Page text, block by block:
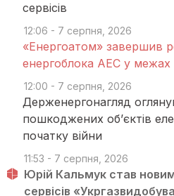
сервісів
12:06 - 7 серпня, 2026
«Енергоатом» завершив
енергоблока АЕС у межах
12:00 - 7 серпня, 2026
Держенергонагляд
пошкоджених об’єктів
початку війни
11:53 - 7 серпня, 2026
Юрій Кальмук став
сервісів